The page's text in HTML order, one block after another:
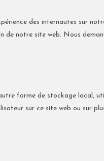
des internautes sur
de notre site web. Nous
forme de stockage local,
sur ce site web ou sur